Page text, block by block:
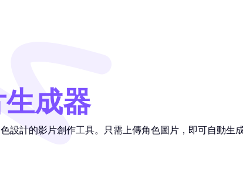
成器
設計的影片創作工具。只需上傳角色圖片，即可自動生